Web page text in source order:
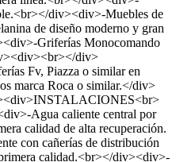
div><div>-Muebles de
de diseño moderno y gran
Griferías Monocomando
div>
Fv, Piazza o similar en
marca Roca o similar.</div>
Agua caliente central por
calidad de alta recuperación.
con cañerías de distribución
calidad.<br></div><div>-